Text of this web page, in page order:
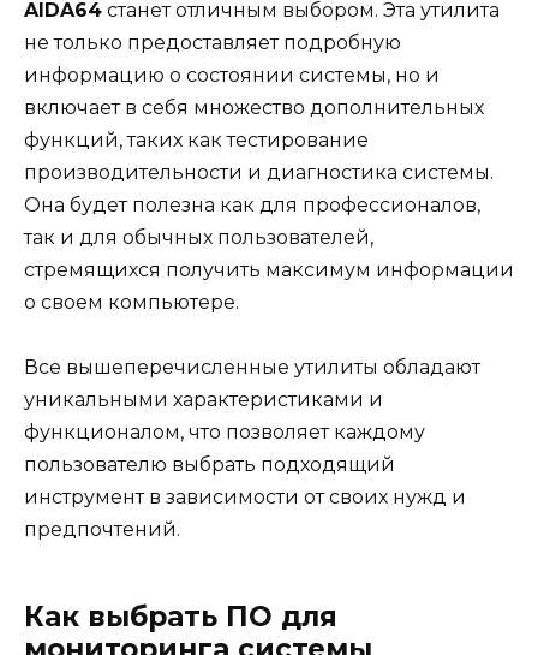
AIDA64 станет отличным выбором. Эта утилита
не только предоставляет подробную
информацию о состоянии системы, но и
включает в себя множество дополнительных
функций, таких как тестирование
производительности и диагностика системы.
Она будет полезна как для профессионалов,
так и для обычных пользователей,
стремящихся получить максимум информации
о своем компьютере.
Все вышеперечисленные утилиты обладают
уникальными характеристиками и
функционалом, что позволяет каждому
пользователю выбрать подходящий
инструмент в зависимости от своих нужд и
предпочтений.
Как выбрать ПО для